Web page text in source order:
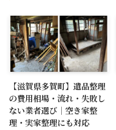
【滋賀県多賀町】遺品整理
の費用相場・流れ・失敗し
ない業者選び｜空き家整
理・実家整理にも対応